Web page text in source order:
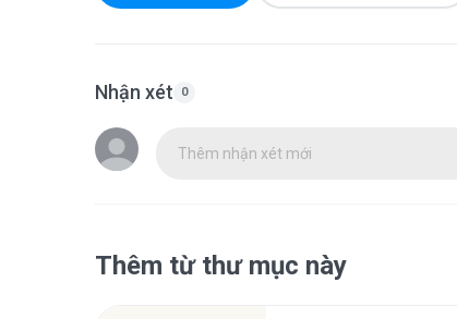
Nhận xét 0
Thêm nhận xét mới
Thêm từ thư mục này